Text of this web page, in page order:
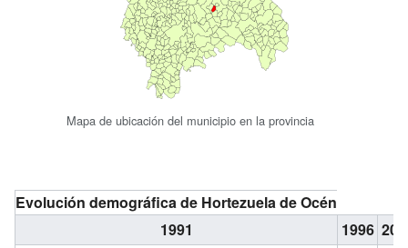
Mapa de ubicación del municipio en la provincia
Evolución demográfica de Hortezuela de Océn
1991
1996